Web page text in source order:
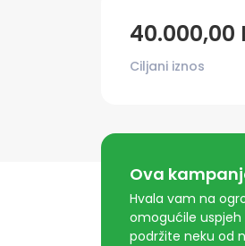
40.000,00
Ciljani iznos
Ova
Hvala vam na
omogućile
podržite neku od